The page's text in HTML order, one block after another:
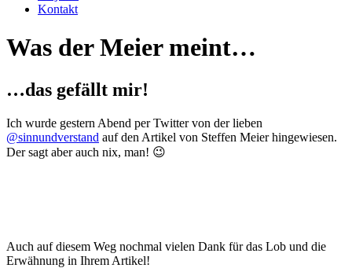
Kontakt
Was der Meier meint…
…das gefällt mir!
Ich wurde gestern Abend per Twitter von der lieben
@sinnundverstand auf den Artikel von Steffen Meier hingewiesen.
Der sagt aber auch nix, man! 😉
Auch auf diesem Weg nochmal vielen Dank für das Lob und die
Erwähnung in Ihrem Artikel!